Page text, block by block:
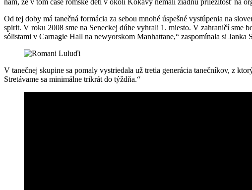
nám, že v tom čase rómske deti v okolí Kokavy nemali žiadnu príležitosť na
Od tej doby má tanečná formácia za sebou mnohé úspešné vystúpenia na
spirit. V roku 2008 sme na Seneckej dúhe vyhrali 1. miesto. V zahraničí sme
sólistami v Carnagie Hall na newyorskom Manhattane,“ zaspomínala si Janka
V tanečnej skupine sa pomaly vystriedala už tretia generácia tanečníkov, z
Stretávame sa minimálne trikrát do týždňa.“